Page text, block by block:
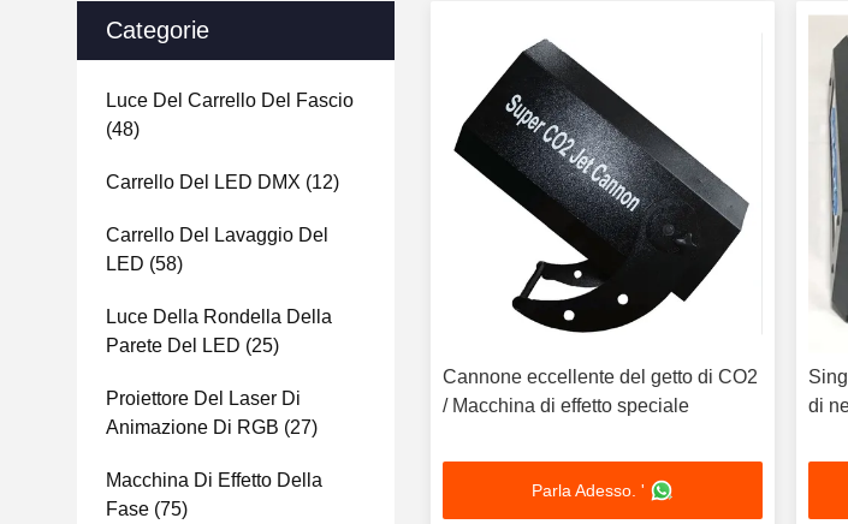
Categorie
Luce Del Carrello Del Fascio
(48)
Carrello Del LED DMX (12)
Carrello Del Lavaggio Del
LED (58)
Luce Della Rondella Della
Parete Del LED (25)
Proiettore Del Laser Di
Animazione Di RGB (27)
Macchina Di Effetto Della
Fase (75)
Cannone eccellente del getto di CO2
/ Macchina di effetto speciale
Parla Adesso. '